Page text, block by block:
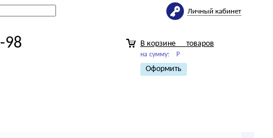
Личный кабинет
98 В корзине товаров
на сумму: Р
Оформить